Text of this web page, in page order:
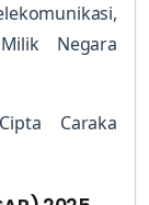
Negara
Caraka